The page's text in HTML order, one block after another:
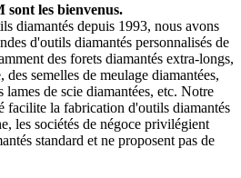
sont les bienvenus.
diamantés depuis 1993, nous avons
d'outils diamantés personnalisés de
des forets diamantés extra-longs,
des semelles de meulage diamantées,
lames de scie diamantées, etc. Notre
facilite la fabrication d'outils diamantés
les sociétés de négoce privilégient
standard et ne proposent pas de